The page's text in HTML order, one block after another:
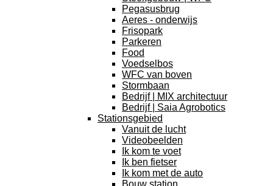
Pegasusbrug
Aeres - onderwijs
Frisopark
Parkeren
Food
Voedselbos
WFC van boven
Stormbaan
Bedrijf | MIX architectuur
Bedrijf | Saia Agrobotics
Stationsgebied
Vanuit de lucht
Videobeelden
Ik kom te voet
Ik ben fietser
Ik kom met de auto
Bouw station